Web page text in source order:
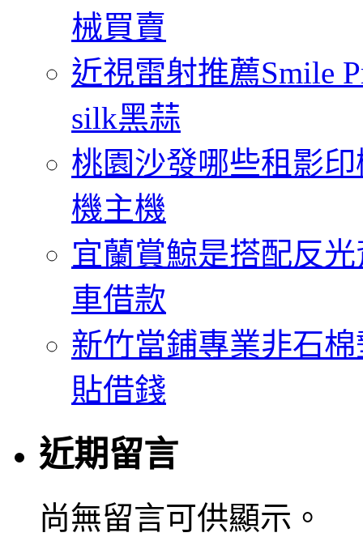
械買賣
近視雷射推薦Smile
silk黑蒜
桃園沙發哪些租影
機主機
宜蘭賞鯨是搭配反
車借款
新竹當鋪專業非石
貼借錢
近期留言
尚無留言可供顯示。